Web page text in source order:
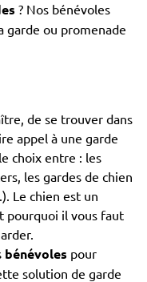
? Nos bénévoles
garde ou promenade
de se trouver dans
appel à une garde
choix entre : les
les gardes de chien
Le chien est un
pourquoi il vous faut
bénévoles pour
solution de garde